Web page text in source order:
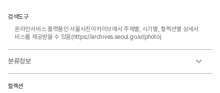
검색도구
온라인서비스 플랫폼인 서울사진아카이브에서 주제별, 시기별, 컬렉션별 상세서
비스를 제공받을 수 있음(https://archives.seoul.go.kr/photo)
분류정보
컬렉션